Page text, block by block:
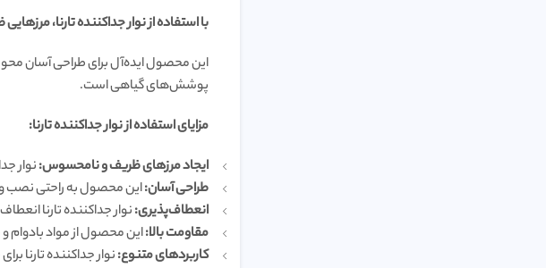
با استفاده از نوار جداکننده تارنا،
این محصول ایده‌آل برای طراحی آسان
پوشش‌های گیاهی است.
مزایای استفاده از نوار جداکننده تارنا:
ایجاد مرزهای ظریف و نامحسوس:نوار
طراحی آسان:این محصول به راحتی نصب و
انعطاف‌پذیری:نوار جداکننده تارنا
مقاومت بالا:این محصول از مواد بادوام
کاربردهای متنوع:نوار جداکننده